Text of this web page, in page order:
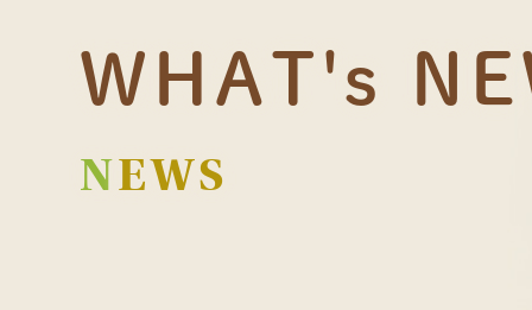
WHAT's
NEWS